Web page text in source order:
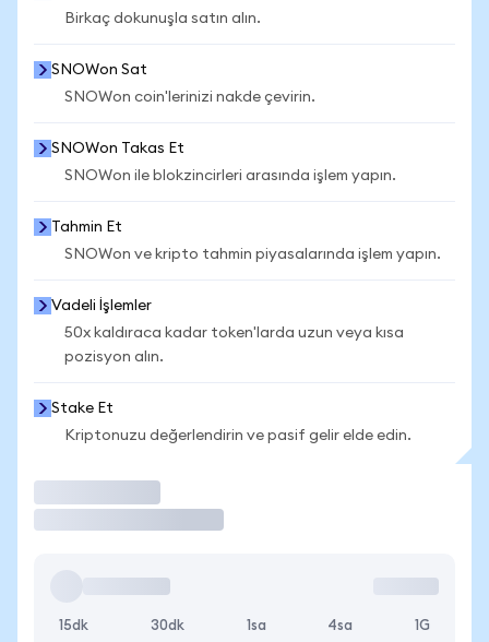
Birkaç dokunuşla satın alın.
SNOWon Sat
SNOWon coin'lerinizi nakde çevirin.
SNOWon Takas Et
SNOWon ile blokzincirleri arasında işlem yapın.
Tahmin Et
SNOWon ve kripto tahmin piyasalarında işlem yapın.
Vadeli İşlemler
50x kaldıraca kadar token'larda uzun veya kısa
pozisyon alın.
Stake Et
Kriptonuzu değerlendirin ve pasif gelir elde edin.
15dk 30dk 1sa 4sa 1G